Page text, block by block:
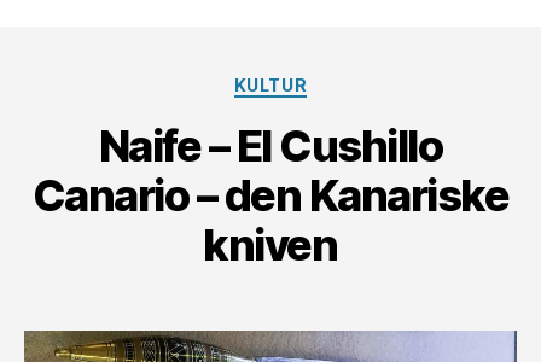
Kategorier
KULTUR
Naife – El Cushillo
Canario – den Kanariske
kniven